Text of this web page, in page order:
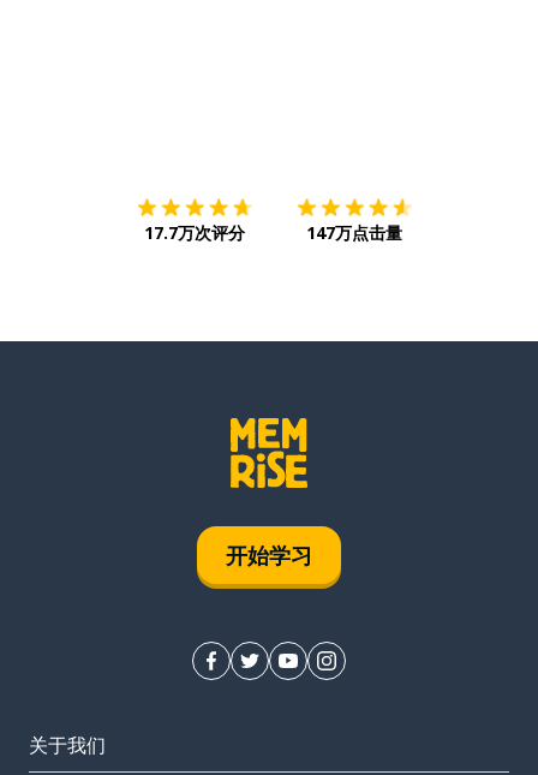
17.7万次评分 147万点击量
开始学习
关于我们